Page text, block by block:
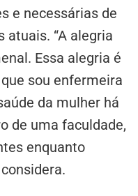
e necessárias de
atuais. “A alegria
Essa alegria é
sou enfermeira
da mulher há
de uma faculdade,
enquanto